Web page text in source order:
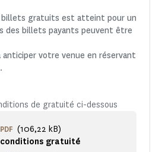
billets gratuits est atteint pour un
des billets payants peuvent être
anticiper votre venue en réservant
.
de gratuité ci-dessous
conditions gratuité
PDF (106,22 kB)